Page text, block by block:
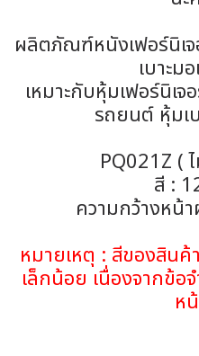
ผลิตภัณฑ์หนังเฟอร์นิเ
เบาะม
เหมาะกับหุ้มเฟอร์นิเจ
รถยนต์ หุ้มเ
PQ021Z (
สี :
ความกว้างหน้
หมายเหตุ : สีของสินค้
เล็กน้อย เนื่องจากข้อ
ห